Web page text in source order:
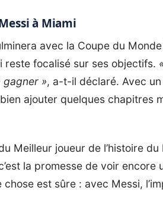
à Miami
avec la Coupe du
reste focalisé sur ses objectifs.
gagner », a-t-il déclaré. Avec
ajouter quelques chapitres
Meilleur joueur de l’histoire du
la promesse de voir encore
est sûre : avec Messi,